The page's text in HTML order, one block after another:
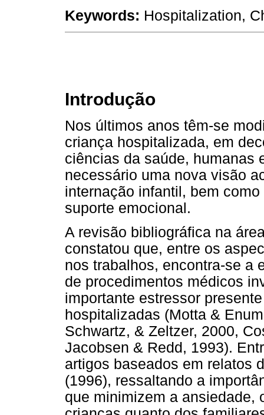
Keywords: Hospitalization,
Introdução
Nos últimos anos têm-se
criança hospitalizada, em
ciências da saúde, humanas
necessário uma nova visão
internação infantil, bem
suporte emocional.
A revisão bibliográfica na
constatou que, entre os
nos trabalhos, encontra-se a
de procedimentos médicos
importante estressor
hospitalizadas (Motta &
Schwartz, & Zeltzer, 2000,
Jacobsen & Redd, 1993).
artigos baseados em relatos
(1996), ressaltando a
que minimizem a ansiedade,